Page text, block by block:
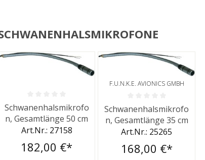
Durchschnittliche Bewertung von 0 von 5 Sternen
Schwanenhalsmikrofo
n, Gesamtlänge 50 cm
Art.Nr.: 27158
182,00 €*
F.U.N.K.E. AVIONICS GMBH
Durchschnittliche
Schwanenhalsmikrofo
n, Gesamtlänge 35 cm
Art.Nr.: 25265
168,00 €*